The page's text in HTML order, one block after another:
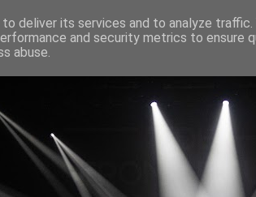
deliver its services and to analyze traffic.
and security metrics to ensure
abuse.